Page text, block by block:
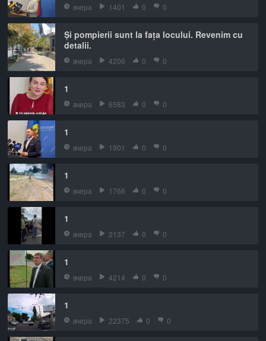
вчера 1401 0 0
Și pompierii sunt la fața locului. Revenim cu
detalii.
вчера 4206 0 0
1
вчера 6583 0 0
1
вчера 1901 0 0
1
вчера 1766 0 0
1
вчера 2137 0 0
1
вчера 4214 0 0
1
вчера 22375 0 0